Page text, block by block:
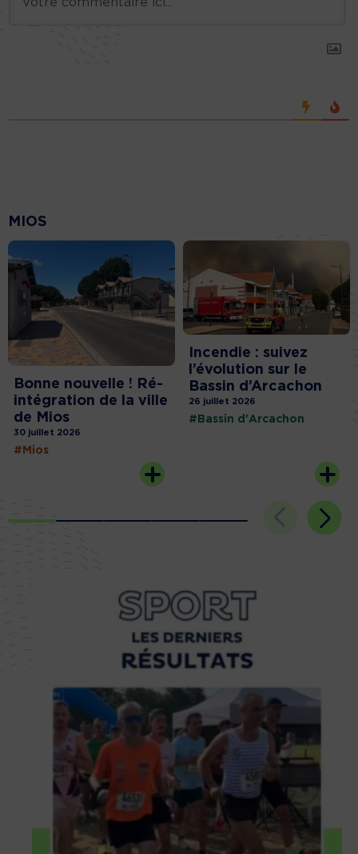
MIOS
Bonne nouvelle ! Ré-
intégration de la ville
de Mios
30 juillet 2026
#Mios
Incendie : suivez
l’évolution sur le
Bassin d’Arcachon
26 juillet 2026
#Bassin d'Arcachon